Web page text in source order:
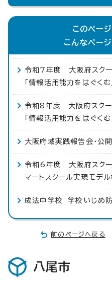
このペー
こんなペー
令和7年度 大阪府スクー
「情報活用能力をはぐくむ
令和8年度 大阪府スクー
「情報活用能力をはぐくむ
大阪府域実践報告会・公
令和6年度 大阪府スクー
マートスクール実現モデル
成法中学校 学校いじめ
前のページへ戻る
八尾市